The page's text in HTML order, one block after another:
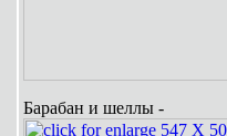
Барабан и шеллы -